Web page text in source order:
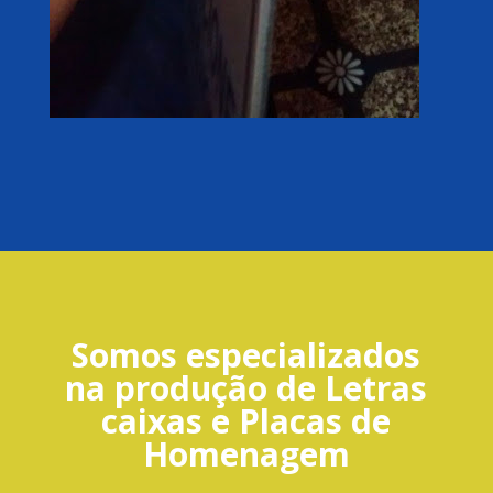
Somos especializados
na produção de Letras
caixas e Placas de
Homenagem